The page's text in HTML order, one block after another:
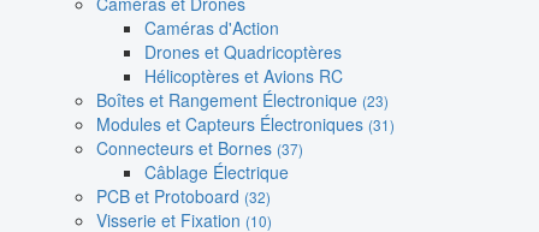
Caméras d'Action
Drones et Quadricoptères
Hélicoptères et Avions RC
Boîtes et Rangement Électronique (23)
Modules et Capteurs Électroniques (31)
Connecteurs et Bornes (37)
Câblage Électrique
PCB et Protoboard (32)
Visserie et Fixation (10)